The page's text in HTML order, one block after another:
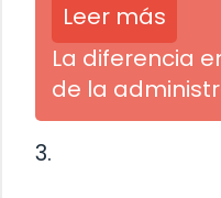
Leer más
La diferencia
de la
3.